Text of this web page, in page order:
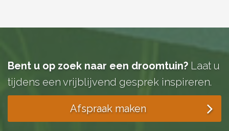
Bent u op zoek naar een droomtuin? Laat u
tijdens een vrijblijvend gesprek inspireren.
Afspraak maken